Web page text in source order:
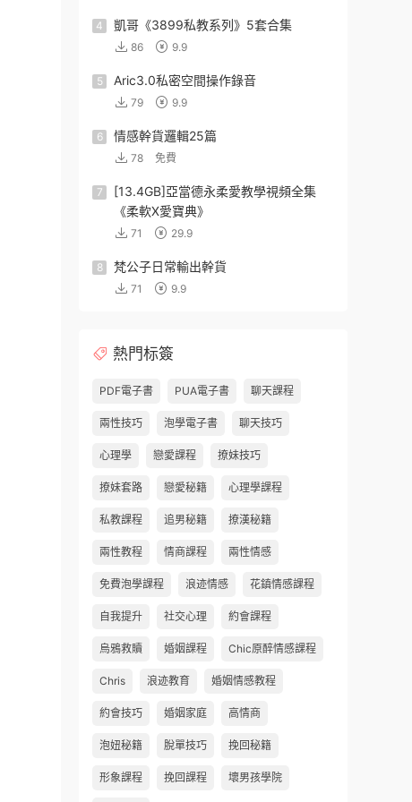
4 凱哥《3899私教系列》5套合集
86 9.9
5 Aric3.0私密空間操作錄音
79 9.9
6 情感幹貨邏輯25篇
78 免費
7
[13.4GB]亞當德永柔愛教學視頻全集
《柔軟X愛寶典》
71 29.9
8 梵公子日常輸出幹貨
71 9.9
熱門标簽
PDF電子書 PUA電子書 聊天課程
兩性技巧 泡學電子書 聊天技巧
心理學 戀愛課程 撩妹技巧
撩妹套路 戀愛秘籍 心理學課程
私教課程 追男秘籍 撩漢秘籍
兩性教程 情商課程 兩性情感
免費泡學課程 浪迹情感 花鎮情感課程
自我提升 社交心理 約會課程
烏鴉救贖 婚姻課程 Chic原醉情感課程
Chris 浪迹教育 婚姻情感教程
約會技巧 婚姻家庭 高情商
泡妞秘籍 脫單技巧 挽回秘籍
形象課程 挽回課程 壞男孩學院